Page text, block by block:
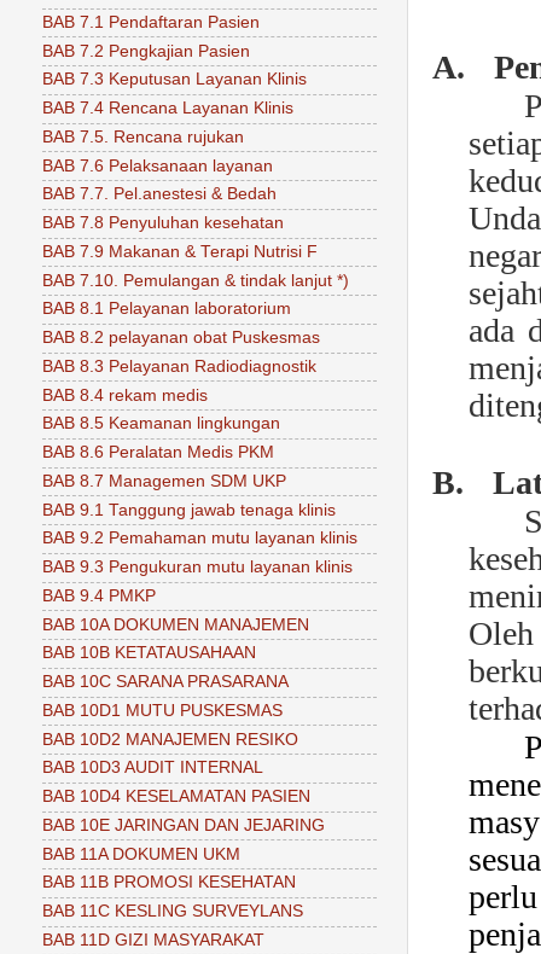
A.
ada
B.
Oleh
BAB 7.1 Pendaftaran Pasien
BAB 7.2 Pengkajian Pasien
BAB 7.3 Keputusan Layanan Klinis
BAB 7.4 Rencana Layanan Klinis
BAB 7.5. Rencana rujukan
BAB 7.6 Pelaksanaan layanan
BAB 7.7. Pel.anestesi & Bedah
BAB 7.8 Penyuluhan kesehatan
BAB 7.9 Makanan & Terapi Nutrisi F
BAB 7.10. Pemulangan & tindak lanjut *)
BAB 8.1 Pelayanan laboratorium
BAB 8.2 pelayanan obat Puskesmas
BAB 8.3 Pelayanan Radiodiagnostik
BAB 8.4 rekam medis
BAB 8.5 Keamanan lingkungan
BAB 8.6 Peralatan Medis PKM
BAB 8.7 Managemen SDM UKP
BAB 9.1 Tanggung jawab tenaga klinis
BAB 9.2 Pemahaman mutu layanan klinis
BAB 9.3 Pengukuran mutu layanan klinis
BAB 9.4 PMKP
BAB 10A DOKUMEN MANAJEMEN
BAB 10B KETATAUSAHAAN
BAB 10C SARANA PRASARANA
BAB 10D1 MUTU PUSKESMAS
BAB 10D2 MANAJEMEN RESIKO
BAB 10D3 AUDIT INTERNAL
BAB 10D4 KESELAMATAN PASIEN
BAB 10E JARINGAN DAN JEJARING
BAB 11A DOKUMEN UKM
BAB 11B PROMOSI KESEHATAN
BAB 11C KESLING SURVEYLANS
BAB 11D GIZI MASYARAKAT